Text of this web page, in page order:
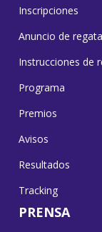
Inscripciones
Anuncio de regata
Instrucciones de
Programa
Premios
Avisos
Resultados
Tracking
PRENSA